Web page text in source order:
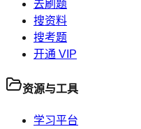
去刷题
搜资料
搜考题
开通 VIP
资源与工具
学习平台